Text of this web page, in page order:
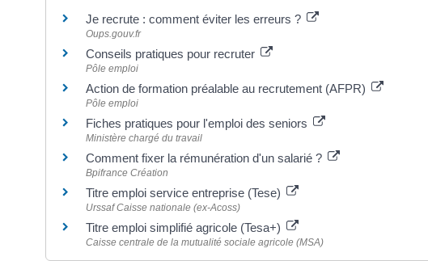
Je recrute : comment éviter les erreurs ?
Oups.gouv.fr
Conseils pratiques pour recruter
Pôle emploi
Action de formation préalable au recrutement (AFPR)
Pôle emploi
Fiches pratiques pour l'emploi des seniors
Ministère chargé du travail
Comment fixer la rémunération d'un salarié ?
Bpifrance Création
Titre emploi service entreprise (Tese)
Urssaf Caisse nationale (ex-Acoss)
Titre emploi simplifié agricole (Tesa+)
Caisse centrale de la mutualité sociale agricole (MSA)